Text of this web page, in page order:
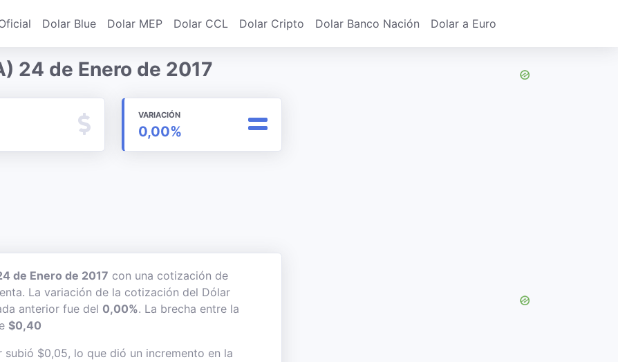
Dolar Blue Dolar MEP Dolar CCL Dolar Cripto Dolar Banco Nación Dolar a Euro
24 de Enero de 2017
VARIACIÓN
0,00%
de Enero de 2017 con una cotización de
La variación de la cotización del Dólar
anterior fue del 0,00%. La brecha entre la
$0,40
$0,05, lo que dió un incremento en la